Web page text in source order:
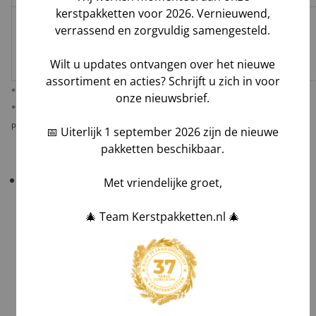
Melis Logistics /
dienstverlener
* Behoudens overmacht calamiteiten.
** De verantwoordelijkheid op dit risico als gevolg van uw keuze voor reguliere
pakketbezorging rust bij u als opdrachtgever.
Controleer uw bestelling bij levering
Tel aantallen,
Check zichtbare schade en maak foto's,
Laat afwijkingen noteren op de vrachtbrief, óók
op de kopie van de chauffeur,
Teken voor ontvangst na volledig akkoord.
kerstpakketten voor 2026. Vernieuwend,
verrassend en zorgvuldig samengesteld.
Wilt u updates ontvangen over het nieuwe
assortiment en acties? Schrijft u zich in voor
onze nieuwsbrief.
📅 Uiterlijk 1 september 2026 zijn de nieuwe
pakketten beschikbaar.
Met vriendelijke groet,
🎄 Team Kerstpakketten.nl 🎄